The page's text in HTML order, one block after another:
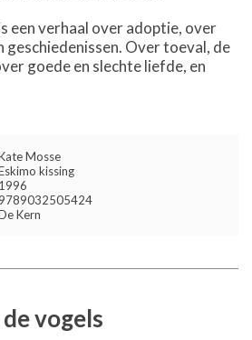
een verhaal over adoptie, over
Over toeval, de
goede en slechte liefde, en
Mosse
kissing
1996
9789032505424
Kern
vogels